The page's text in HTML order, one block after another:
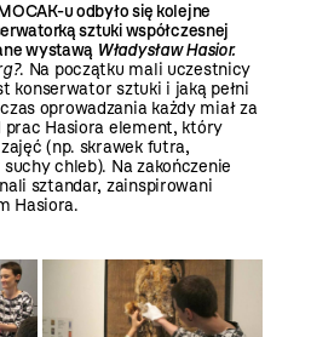
u odbyło się kolejne
sztuki współczesnej
wystawą Władysław Hasior.
. Na początku mali uczestnicy
konserwator sztuki i jaką pełni
oprowadzania każdy miał za
prac Hasiora element, który
(np. skrawek futra,
chleb). Na zakończenie
sztandar, zainspirowani
Hasiora.